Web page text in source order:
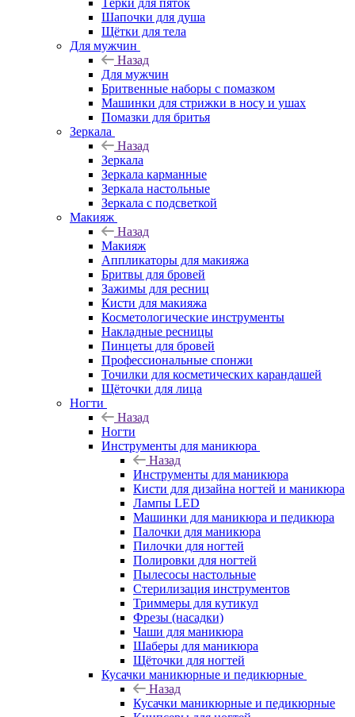
Тёрки для пяток
Шапочки для душа
Щётки для тела
Для мужчин
Назад
Для мужчин
Бритвенные наборы с помазком
Машинки для стрижки в носу и ушах
Помазки для бритья
Зеркала
Назад
Зеркала
Зеркала карманные
Зеркала настольные
Зеркала с подсветкой
Макияж
Назад
Макияж
Аппликаторы для макияжа
Бритвы для бровей
Зажимы для ресниц
Кисти для макияжа
Косметологические инструменты
Накладные ресницы
Пинцеты для бровей
Профессиональные спонжи
Точилки для косметических карандашей
Щёточки для лица
Ногти
Назад
Ногти
Инструменты для маникюра
Назад
Инструменты для маникюра
Кисти для дизайна ногтей и маникюра
Лампы LED
Машинки для маникюра и педикюра
Палочки для маникюра
Пилочки для ногтей
Полировки для ногтей
Пылесосы настольные
Стерилизация инструментов
Триммеры для кутикул
Фрезы (насадки)
Чаши для маникюра
Шаберы для маникюра
Щёточки для ногтей
Кусачки маникюрные и педикюрные
Назад
Кусачки маникюрные и педикюрные